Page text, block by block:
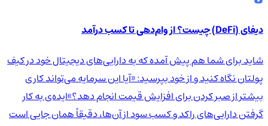
دیفای (DeFi) چیست؟ از وام‌دهی تا کسب درآمد
شاید برای شما هم پیش آمده که به دارایی‌های دیجیتال خود در کیف
پولتان نگاه کنید و از خود بپرسید: «آیا این سرمایه می‌تواند کاری
بیشتر از صبر کردن برای افزایش قیمت انجام دهد؟»ایده‌ی به کار
گرفتن دارایی‌های راکد و کسب سود از آن‌ها، دقیقاً همان جایی است